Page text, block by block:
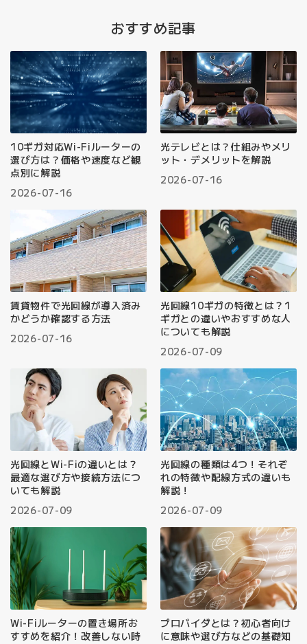
おすすめ記事
10ギガ対応Wi-Fiルーターの
選び方は？価格や速度など観
点別に解説
2026-07-16
光テレビとは？仕組みやメリ
ット・デメリットを解説
2026-07-16
賃貸物件で光回線が導入済み
かどうか確認する方法
2026-07-16
光回線10ギガの特徴とは？1
ギガとの違いやおすすめな人
についても解説
2026-07-09
光回線とWi-Fiの違いとは？
最適な選び方や接続方法につ
いても解説
2026-07-09
光回線の種類は4つ！それぞ
れの特徴や配線方式の違いも
解説！
2026-07-09
Wi-Fiルーターの置き場所お
すすめを紹介！改善しない時
プロバイダとは？初心者向け
に意味や選び方などの基礎知